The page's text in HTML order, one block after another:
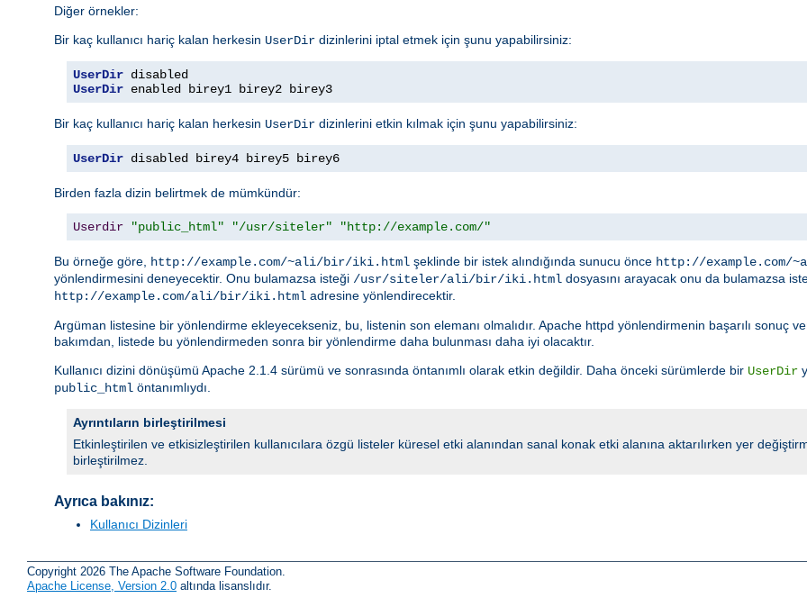
Diğer örnekler:
Bir kaç kullanıcı hariç kalan herkesin UserDir dizinlerini iptal etmek için şunu yapabilirsiniz:
UserDir
UserDir enabled birey1 birey2 birey3
Bir kaç kullanıcı hariç kalan herkesin UserDir dizinlerini etkin kılmak için şunu yapabilirsiniz:
UserDir disabled birey4 birey5 birey6
Birden fazla dizin belirtmek de mümkündür:
Userdir "public_html" "/usr/siteler" "http://example.com/"
Bu örneğe göre, http://example.com/~ali/bir/iki.html şeklinde bir istek alındığında sunucu önce http://
yönlendirmesini deneyecektir. Onu bulamazsa isteği /usr/siteler/ali/bir/iki.html dosyasını arayacak onu da bulamazsa
http://example.com/ali/bir/iki.html adresine yönlendirecektir.
Argüman listesine bir yönlendirme ekleyecekseniz, bu, listenin son elemanı olmalıdır. Apache httpd yönlendirmenin başarılı sonuç
bakımdan, listede bu yönlendirmeden sonra bir yönlendirme daha bulunması daha iyi olacaktır.
Kullanıcı dizini dönüşümü Apache 2.1.4 sürümü ve sonrasında öntanımlı olarak etkin değildir. Daha önceki sürümlerde bir UserDir
public_html öntanımlıydı.
Ayrıntıların birleştirilmesi
Etkinleştirilen ve etkisizleştirilen kullanıcılara özgü listeler küresel etki alanından sanal konak etki alanına aktarılırken yer
birleştirilmez.
Ayrıca bakınız:
Kullanıcı Dizinleri
Copyright 2026 The Apache Software Foundation.
Apache License, Version 2.0 altında lisanslıdır.